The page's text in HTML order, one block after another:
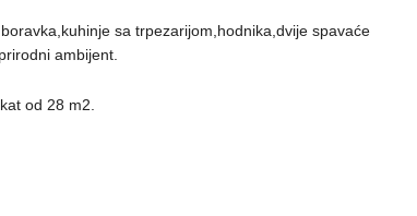
sa trpezarijom,hodnika,dvije spavaće
ambijent.
od 28 m2.